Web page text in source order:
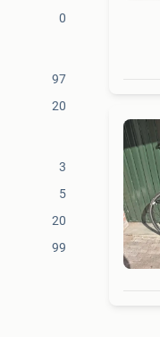
0
97
20
3
5
20
99